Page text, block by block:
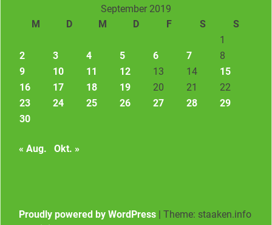
September 2019
M
D M D F S
S
1
2
3 4 5 6 7
8
9
10 11 12 13 14
15
16
17 18 19 20 21
22
23
24 25 26 27 28
29
30
« Aug. Okt. »
Proudly powered by WordPress | Theme: staaken.info